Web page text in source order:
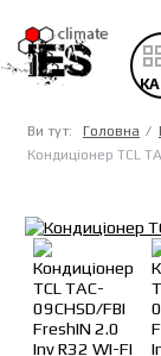
Ви тут: Головна
Кондиціонер TCL